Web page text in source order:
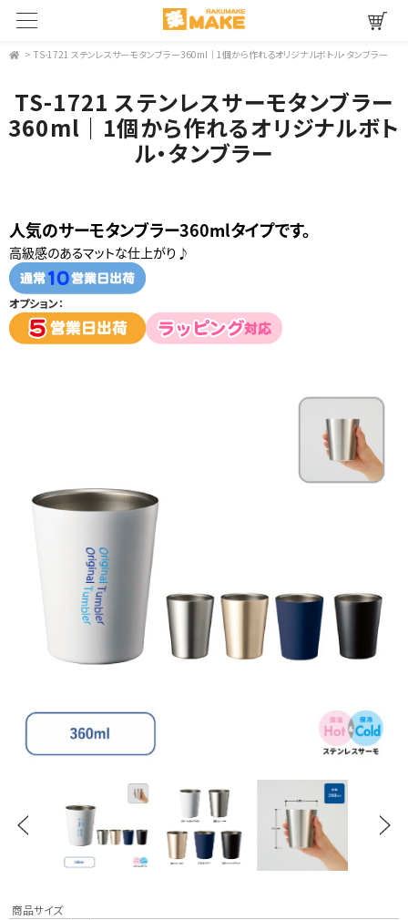
> TS-1721 ステンレスサーモタンブラー360ml｜1個から作れるオリジナルボトル・タンブラー
TS-1721 ステンレスサーモタンブラー
360ml｜1個から作れるオリジナルボト
ル・タンブラー
人気のサーモタンブラー360mlタイプです。
高級感のあるマットな仕上がり♪
オプション：
商品サイズ